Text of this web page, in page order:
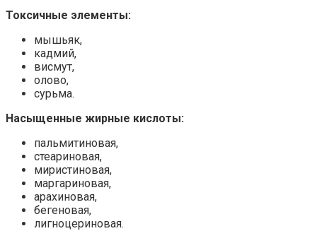
Токсичные элементы:
мышьяк,
кадмий,
висмут,
олово,
сурьма.
Насыщенные жирные кислоты:
пальмитиновая,
стеариновая,
миристиновая,
маргариновая,
арахиновая,
бегеновая,
лигноцериновая.